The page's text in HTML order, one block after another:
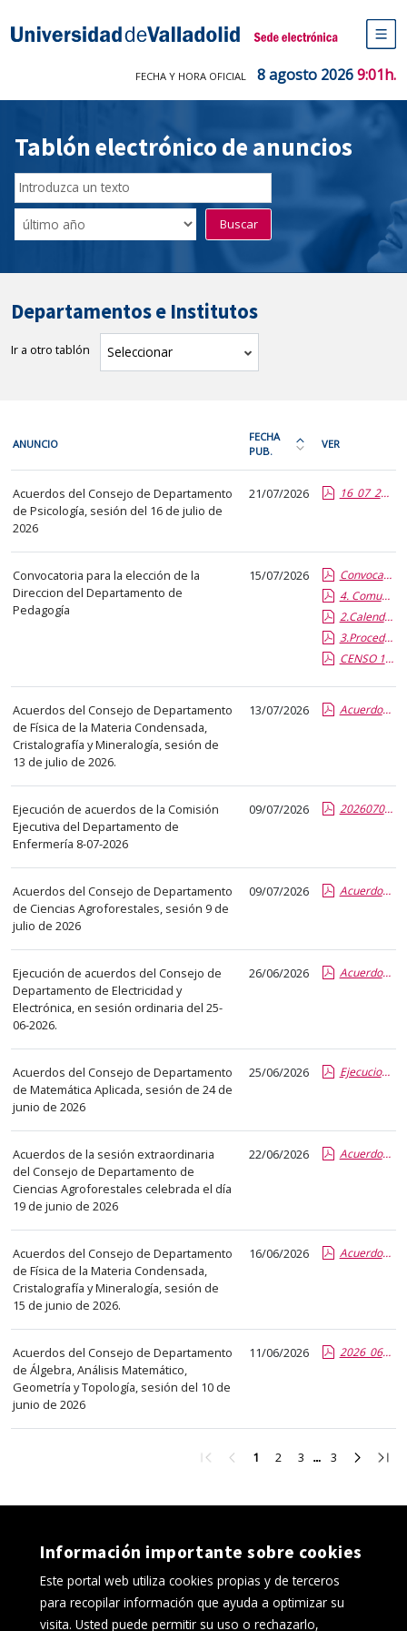
Sede electrónica Universidad de
de
FECHA Y HORA OFICIAL 8 agosto 20269:01h.
Tablón electrónico de anuncios
Buscador
del
Tablón
Filtro
de
Buscar
Departamentos e Institutos
Ir a otro tablón Seleccionar tablón
cada
fila
de
la
siguiente
tabla
encontrará
los
seleccionado
previamente.
En
la
columna
el
título
del
anuncio,
en
la
segunda
columna
la
fecha
en
la
última
columna
el
enlace
que
abre
un
PDF
con
el
detalle
del
anuncio
completo.
e
Institutos
ANUNCIO
FECHA
PUB.
Ordena
la
tabla
de
publicación:
más
reciente
antigua
VER
Acuerdos del Consejo de Departamento
de Psicología, sesión del 16 de julio de
2026
21/07/2026 16_07_2026_Acuerdos de la reunión ordinaria del Consejo de Departamento.pdf.pdf
Convocatoria para la elección de la
Direccion del Departamento de
Pedagogía
15/07/2026
Convocatoria elecciones.pdf.pdf
4. Comunicación composición Comisión Electoral.pdf.pdf
2.Calendario elecciones a direccion Departamento de Pedagogia.report.pdf.pdf
3.Procedimiento elecciones a dirección Departamento de Pedagogía.pdf.pdf
CENSO 14_07_26. Sin DNI.pdf.pdf
Acuerdos del Consejo de Departamento
de Física de la Materia Condensada,
Cristalografía y Mineralogía, sesión de
13 de julio de 2026.
13/07/2026 Acuerdos_13.07.2026.report.pdf.pdf
Ejecución de acuerdos de la Comisión
Ejecutiva del Departamento de
Enfermería 8-07-2026
09/07/2026 20260708_EJECUCIO-N ACUERDOS COMISIO-N EJECUTIVA.report.pdf.pdf
Acuerdos del Consejo de Departamento
de Ciencias Agroforestales, sesión 9 de
julio de 2026
09/07/2026 AcuerdosConsDept_09_07_26.pdf.pdf
Ejecución de acuerdos del Consejo de
Departamento de Electricidad y
Electrónica, en sesión ordinaria del 25-
06-2026.
26/06/2026 Acuerdos Consejo Dpto Ord 25-06-2026.pdf.pdf
Acuerdos del Consejo de Departamento
de Matemática Aplicada, sesión de 24 de
junio de 2026
25/06/2026 EjecucionAcuerdos_24_06_2026.pdf.pdf
Acuerdos de la sesión extraordinaria
del Consejo de Departamento de
Ciencias Agroforestales celebrada el día
19 de junio de 2026
22/06/2026 AcuerdosConsDept_19_06_26.pdf.pdf
Acuerdos del Consejo de Departamento
de Física de la Materia Condensada,
Cristalografía y Mineralogía, sesión de
15 de junio de 2026.
16/06/2026 Acuerdos_15.06.2026_v2.report.pdf.pdf
Acuerdos del Consejo de Departamento
de Álgebra, Análisis Matemático,
Geometría y Topología, sesión del 10 de
junio de 2026
11/06/2026 2026_06_10_AcuerdosDeptoAAMGT.pdf.pdf
Ir
primera
Ir
página
1 2
página
3
página
3Ir
página
Ir
página
Ir
Información importante sobre cookies
Este portal web utiliza cookies propias y de terceros
para recopilar información que ayuda a optimizar su
visita. Usted puede permitir su uso o rechazarlo,